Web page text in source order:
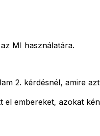
MI használatára.
2. kérdésnél, amire
embereket, azokat